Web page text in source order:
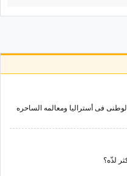
فی أسترالیا ومعالمه الساحره
لذّه؟